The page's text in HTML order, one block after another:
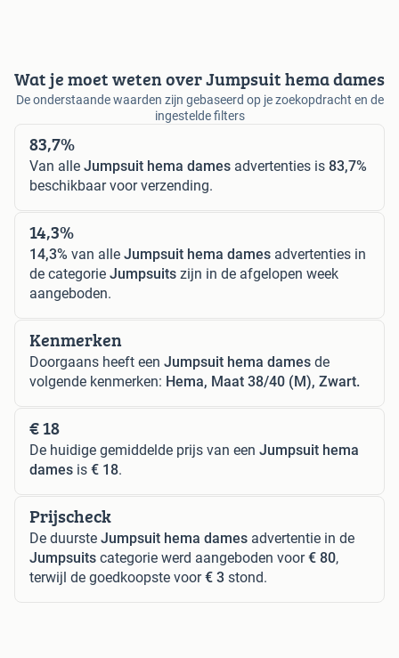
Wat je moet weten over Jumpsuit hema dames
De onderstaande waarden zijn gebaseerd op je zoekopdracht en de
ingestelde filters
83,7%
Van alle Jumpsuit hema dames advertenties is 83,7%
beschikbaar voor verzending.
14,3%
14,3% van alle Jumpsuit hema dames advertenties in
de categorie Jumpsuits zijn in de afgelopen week
aangeboden.
Kenmerken
Doorgaans heeft een Jumpsuit hema dames de
volgende kenmerken: Hema, Maat 38/40 (M), Zwart.
€ 18
De huidige gemiddelde prijs van een Jumpsuit hema
dames is € 18.
Prijscheck
De duurste Jumpsuit hema dames advertentie in de
Jumpsuits categorie werd aangeboden voor€ 80,
terwijl de goedkoopste voor€ 3 stond.